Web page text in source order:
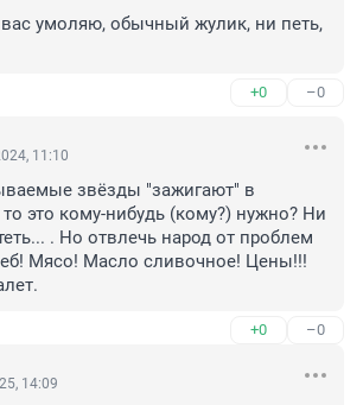
вас умоляю, обычный жулик, ни петь,
+0 –0
11:10
звёзды "зажигают" в
это кому-нибудь (кому?) нужно? Ни
. Но отвлечь народ от проблем
Мясо! Масло сливочное! Цены!!!
+0 –0
14:09